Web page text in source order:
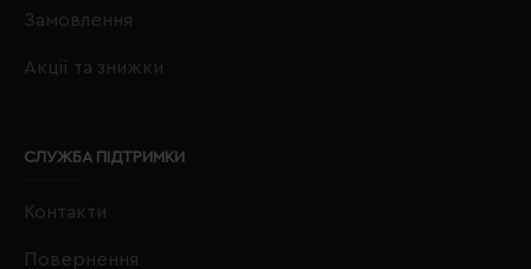
Замовлення
Акції та знижки
СЛУЖБА ПІДТРИМКИ
Контакти
Повернення